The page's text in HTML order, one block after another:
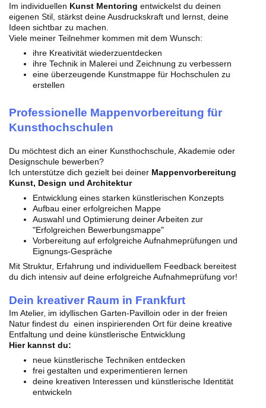
Im individuellen Kunst Mentoring entwickelst du deinen
eigenen Stil, stärkst deine Ausdruckskraft und lernst, deine
Ideen sichtbar zu machen.
Viele meiner Teilnehmer kommen mit dem Wunsch:
ihre Kreativität wiederzuentdecken
ihre Technik in Malerei und Zeichnung zu verbessern
eine überzeugende Kunstmappe für Hochschulen zu
erstellen
Professionelle Mappenvorbereitung für
Kunsthochschulen
Du möchtest dich an einer Kunsthochschule, Akademie oder
Designschule bewerben?
Ich unterstütze dich gezielt bei deiner Mappenvorbereitung
Kunst, Design und Architektur
Entwicklung eines starken künstlerischen Konzepts
Aufbau einer erfolgreichen Mappe
Auswahl und Optimierung deiner Arbeiten zur
"Erfolgreichen Bewerbungsmappe"
Vorbereitung auf erfolgreiche Aufnahmeprüfungen und
Eignungs-Gespräche
Mit Struktur, Erfahrung und individuellem Feedback bereitest
du dich intensiv auf deine erfolgreiche Aufnahmeprüfung vor!
Dein kreativer Raum in Frankfurt
Im Atelier, im idyllischen Garten-Pavilloin oder in der freien
Natur findest du einen inspirierenden Ort für deine kreative
Entfaltung und deine künstlerische Entwicklung
Hier kannst du:
neue künstlerische Techniken entdecken
frei gestalten und experimentieren lernen
deine kreativen Interessen und künstlerische Identität
entwickeln